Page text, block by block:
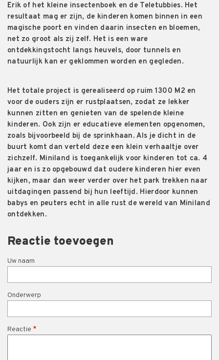
Erik of het kleine insectenboek en de Teletubbies. Het
resultaat mag er zijn, de kinderen komen binnen in een
magische poort en vinden daarin insecten en bloemen,
net zo groot als zij zelf. Het is een ware
ontdekkingstocht langs heuvels, door tunnels en
natuurlijk kan er geklommen worden en gegleden.
Het totale project is gerealiseerd op ruim 1300 M2 en
voor de ouders zijn er rustplaatsen, zodat ze lekker
kunnen zitten en genieten van de spelende kleine
kinderen. Ook zijn er educatieve elementen opgenomen,
zoals bijvoorbeeld bij de sprinkhaan. Als je dicht in de
buurt komt dan verteld deze een klein verhaaltje over
zichzelf. Miniland is toegankelijk voor kinderen tot ca. 4
jaar en is zo opgebouwd dat oudere kinderen hier even
kijken, maar dan weer verder over het park trekken naar
uitdagingen passend bij hun leeftijd. Hierdoor kunnen
babys en peuters echt in alle rust de wereld van Miniland
ontdekken.
Reactie toevoegen
Uw naam
Onderwerp
Reactie